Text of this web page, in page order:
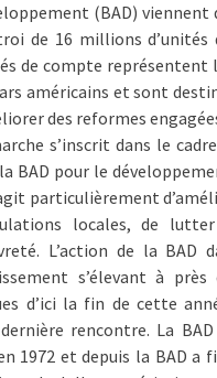
(BAD)
de 16 millions d’unités
de compte représentent
américains et sont
des reformes
s’inscrit dans le
BAD pour le
particulièrement
locales, de
L’action de la BAD
s’élevant à
d’ici la fin de cette
rencontre. La
1972 et depuis la BAD a